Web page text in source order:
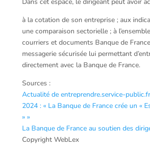
à la cotation de son entreprise ; aux
une comparaison sectorielle ; à
courriers et documents Banque de
messagerie sécurisée lui permettant
directement avec la Banque de France.
Sources :
Actualité de entreprendre.service-
2024 : « La Banque de France crée un «
» »
La Banque de France au soutien des
Copyright WebLex